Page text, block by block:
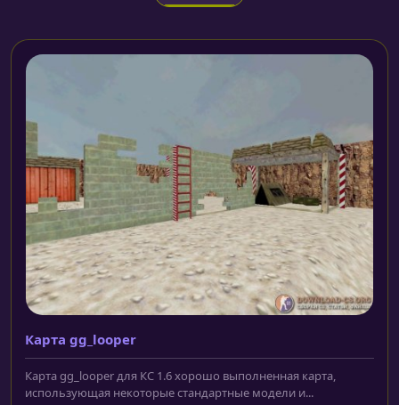
Карта gg_looper
Карта gg_looper для КС 1.6 хорошо выполненная карта,
использующая некоторые стандартные модели и...